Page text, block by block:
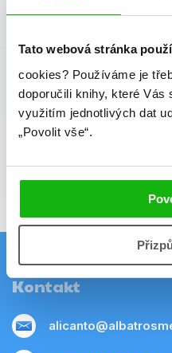
Tato webová stránka
cookies? Používáme je
doporučili knihy, které Vás
využitím jednotlivých dat
„Povolit vše“.
Souhlasím se
Kontakt